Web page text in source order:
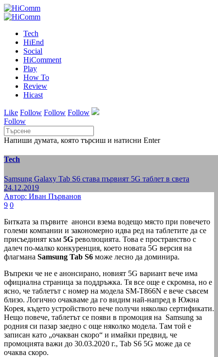
Tech
HiEnd
Social
HiComment
Play
How To
Review
Hicast
Like Follow Follow Follow
Follow
Напиши думата, която търсиш и натисни Enter
Tech
Samsung Galaxy Tab S6 става първият 5G таблет в света
24.12.2019
Автор: Иван Първанов
9 0
Битката за първите анонси взема водещо място при повечето
големи компании и закономерно идва ред на таблетите да се
присъединят към 5G революцията. Това е пространство с
далеч по-малко конкуренция, което новата 5G версия на
флагмана Samsung Tab S6 може лесно да доминира.
Въпреки че не е анонсирано, новият 5G вариант вече има
официална страница за поддръжка. Тя все още е скромна, но е
ясно, че таблетът с номер на модела SM-T866N е вече съвсем
близо. Логично очакваме да го видим най-напред в Южна
Корея, където устройството вече получи няколко сертификати.
Нещо повече, таблетът се появи в промоция на Samsung за
родния си пазар заедно с още няколко модела. Там той е
записан като „очакван скоро“ и имайки предвид, че
промоцията важи до 30.03.2020 г., Tab S6 5G може да се
очаква скоро.